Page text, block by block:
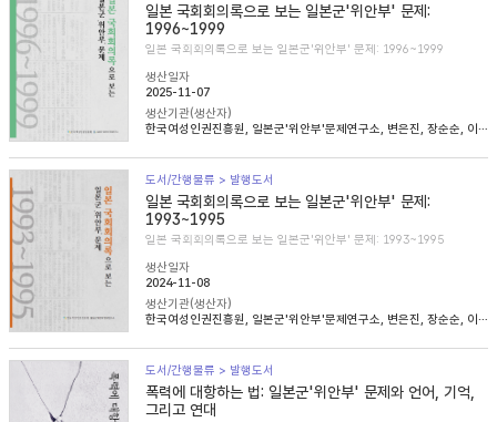
일본 국회회의록으로 보는 일본군'위안부' 문제:
1996~1999
일본 국회회의록으로 보는 일본군'위안부' 문제: 1996~1999
생산일자
2025-11-07
생산기관(생산자)
한국여성인권진흥원, 일본군'위안부'문제연구소, 변은진, 장순순, 이태규, 심아정
도서/간행물류 > 발행도서
일본 국회회의록으로 보는 일본군'위안부' 문제:
1993~1995
일본 국회회의록으로 보는 일본군'위안부' 문제: 1993~1995
생산일자
2024-11-08
생산기관(생산자)
한국여성인권진흥원, 일본군'위안부'문제연구소, 변은진, 장순순, 이태준, 조경희
도서/간행물류 > 발행도서
폭력에 대항하는 법: 일본군'위안부' 문제와 언어, 기억,
그리고 연대